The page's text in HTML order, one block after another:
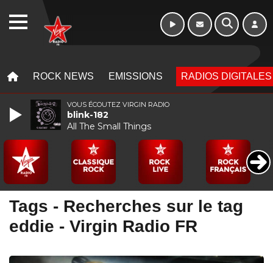
ROCK NEWS EMISSIONS RADIOS DIGITALES
Tags - Recherches sur le tag
eddie - Virgin Radio FR
VOUS ÉCOUTEZ VIRGIN RADIO
blink-182
All The Small Things
WEBRADIO Week-end de 16h
à 20h